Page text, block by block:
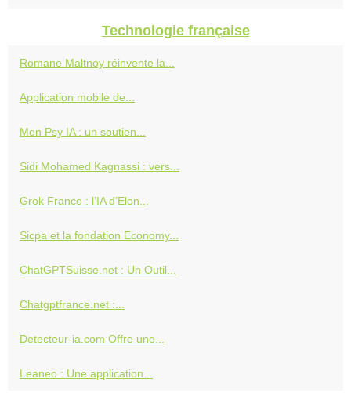
Technologie française
Romane Maltnoy réinvente la...
Application mobile de...
Mon Psy IA : un soutien...
Sidi Mohamed Kagnassi : vers...
Grok France : l’IA d’Elon...
Sicpa et la fondation Economy...
ChatGPTSuisse.net : Un Outil...
Chatgptfrance.net :...
Detecteur-ia.com Offre une...
Leaneo : Une application...